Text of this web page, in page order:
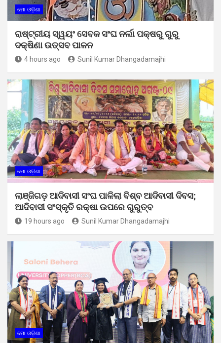
ମୋ ଓଡ଼ିଶା
ରାଷ୍ଟ୍ରୀୟ ସ୍ୱୟଂ ସେବକ ସଂଘ ନର୍ଲା ପକ୍ଷରୁ ଗୁରୁ
ଦକ୍ଷିଣା ଉତ୍ସବ ପାଳନ
4 hours ago Sunil Kumar Dhangadamajhi
ମୋ ଓଡ଼ିଶା
ଲାଞ୍ଜିଗଡ଼ ଆଦିବାସୀ ସଂଘ ପାଳିଲା ବିଶ୍ବ ଆଦିବାସୀ ଦିବସ;
ଆଦିବାସୀ ସଂସ୍କୃତି ରକ୍ଷା ଉପରେ ଗୁରୁତ୍ବ
19 hours ago Sunil Kumar Dhangadamajhi
ମୋ ଓଡ଼ିଶା